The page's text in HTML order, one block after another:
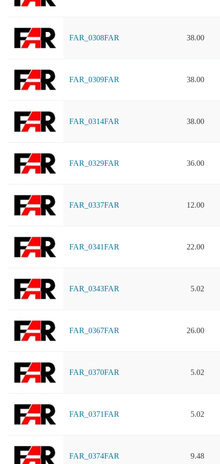
FAR_0308FAR 38.00
FAR_0309FAR 38.00
FAR_0314FAR 38.00
FAR_0329FAR 36.00
FAR_0337FAR 12.00
FAR_0341FAR 22.00
FAR_0343FAR 5.02
FAR_0367FAR 26.00
FAR_0370FAR 5.02
FAR_0371FAR 5.02
FAR_0374FAR 9.48